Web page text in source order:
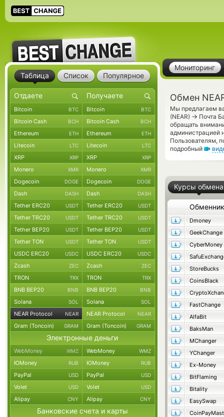
Мониторинг
Обмен
Мы предлагаем
(NEAR) → Почта
обращать
администрацией
Пользователям,
подробный
Курсы обмена
Обменник
Dmoney
GeekChange
CyberMoney
StoreBucks
CoinsBlack
FastChange
AlfaBit
BaksMan
MChanger
YChanger
Ex-Money
BitFlaming
Bitality
EasySwap
Таблица Список Популярное
Bitcoin BTC Bitcoin BTC
Bitcoin Cash BCH Bitcoin Cash BCH
Ethereum ETH Ethereum ETH
Litecoin LTC Litecoin LTC
XRP XRP XRP XRP
Monero XMR Monero XMR
Dogecoin DOGE Dogecoin DOGE
Dash DASH Dash DASH
Tether ERC20 USDT Tether ERC20 USDT
Tether TRC20 USDT Tether TRC20 USDT
Tether BEP20 USDT Tether BEP20 USDT
Tether TON USDT Tether TON USDT
USDC ERC20 USDC USDC ERC20 USDC
Zcash ZEC Zcash ZEC
TRON TRX TRON TRX
BNB BEP20 BNB BNB BEP20 BNB
Solana SOL Solana SOL
NEAR Protocol NEAR NEAR Protocol NEAR
Gram (Toncoin) GRAM Gram (Toncoin) GRAM
Электронные деньги
WebMoney WMZ WebMoney WMZ
ЮMoney RUB ЮMoney RUB
PayPal USD PayPal USD
Volet USD Volet USD
Alipay CNY Alipay CNY
Банковские счета и карты